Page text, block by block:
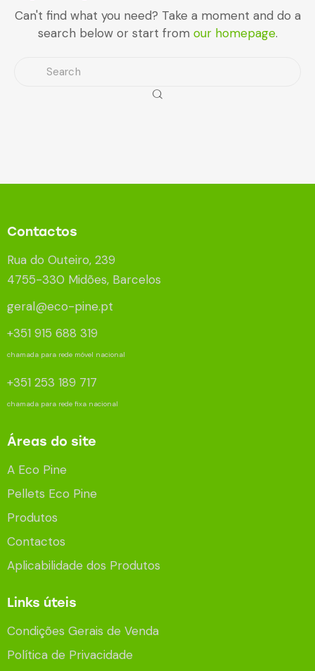
Can't find what you need? Take a moment and do a
search below or start from our homepage.
Contactos
Rua do Outeiro, 239
4755-330 Midões, Barcelos
geral@eco-pine.pt
+351 915 688 319
chamada para rede móvel nacional
+351 253 189 717
chamada para rede fixa nacional
Áreas do site
A Eco Pine
Pellets Eco Pine
Produtos
Contactos
Aplicabilidade dos Produtos
Links úteis
Condições Gerais de Venda
Política de Privacidade